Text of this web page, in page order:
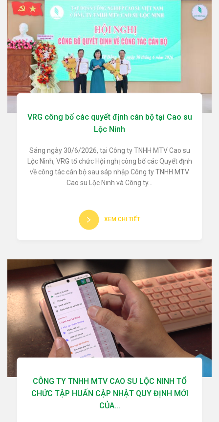
VRG công bố các quyết định cán bộ tại Cao su
Lộc Ninh
Sáng ngày 30/6/2026, tại Công ty TNHH MTV Cao su
Lộc Ninh, VRG tổ chức Hội nghị công bố các Quyết định
về công tác cán bộ sau sáp nhập Công ty TNHH MTV
Cao su Lộc Ninh và Công ty...
XEM CHI TIẾT
CÔNG TY TNHH MTV CAO SU LỘC NINH TỔ
CHỨC TẬP HUẤN CẬP NHẬT QUY ĐỊNH MỚI
CỦA...